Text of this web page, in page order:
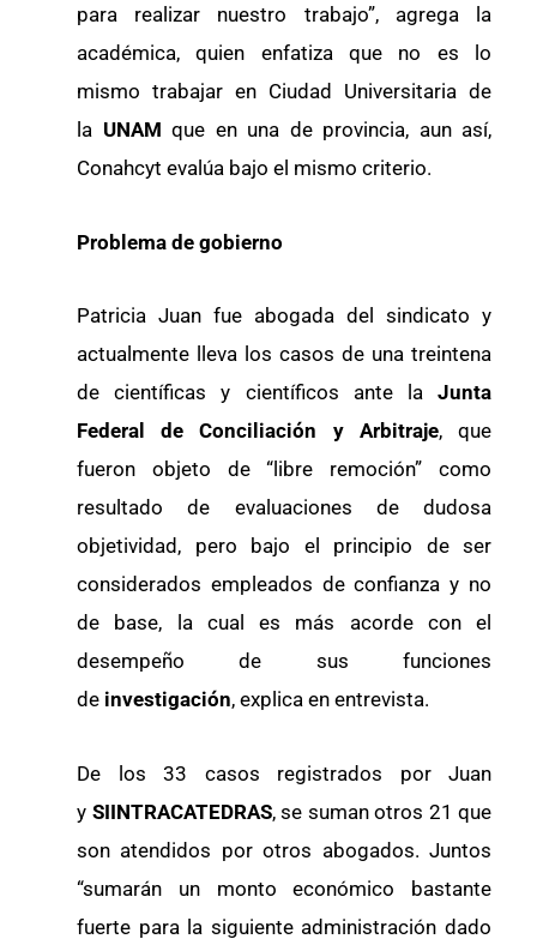
para realizar nuestro trabajo”, agrega la
académica, quien enfatiza que no es lo
mismo trabajar en Ciudad Universitaria de
la UNAM que en una de provincia, aun así,
Conahcyt evalúa bajo el mismo criterio.
Problema de gobierno
Patricia Juan fue abogada del sindicato y
actualmente lleva los casos de una treintena
de científicas y científicos ante laJunta
Federal de Conciliación y Arbitraje, que
fueron objeto de “libre remoción” como
resultado de evaluaciones de dudosa
objetividad, pero bajo el principio de ser
considerados empleados de confianza y no
de base, la cual es más acorde con el
desempeño de sus funciones
de investigación, explica en entrevista.
De los 33 casos registrados por Juan
y SIINTRACATEDRAS, se suman otros 21 que
son atendidos por otros abogados. Juntos
“sumarán un monto económico bastante
fuerte para la siguiente administración dado